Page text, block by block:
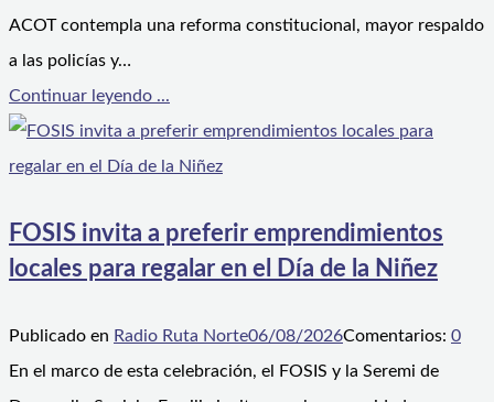
ACOT contempla una reforma constitucional, mayor respaldo
a las policías y…
Continuar leyendo ...
FOSIS invita a preferir emprendimientos
locales para regalar en el Día de la Niñez
Publicado en Radio Ruta Norte06/08/2026Comentarios: 0
En el marco de esta celebración, el FOSIS y la Seremi de